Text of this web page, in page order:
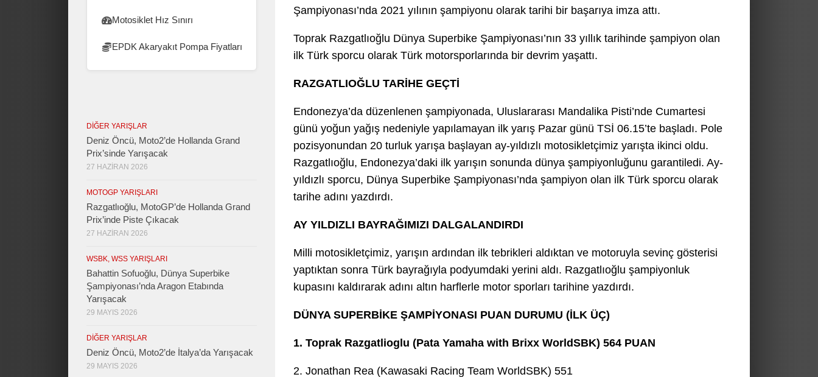
Şampiyonası’nda 2021 yılının şampiyonu olarak tarihi bir başarıya imza attı.
Toprak Razgatlıoğlu Dünya Superbike Şampiyonası’nın 33 yıllık tarihinde şampiyon olan
ilk Türk sporcu olarak Türk motorsporlarında bir devrim yaşattı.
RAZGATLIOĞLU TARİHE GEÇTİ
Endonezya’da düzenlenen şampiyonada, Uluslararası Mandalika Pisti’nde Cumartesi
günü yoğun yağış nedeniyle yapılamayan ilk yarış Pazar günü TSİ 06.15’te başladı. Pole
pozisyonundan 20 turluk yarışa başlayan ay-yıldızlı motosikletçimiz yarışta ikinci oldu.
Razgatlıoğlu, Endonezya’daki ilk yarışın sonunda dünya şampiyonluğunu garantiledi. Ay-
yıldızlı sporcu, Dünya Superbike Şampiyonası’nda şampiyon olan ilk Türk sporcu olarak
tarihe adını yazdırdı.
AY YILDIZLI BAYRAĞIMIZI DALGALANDIRDI
Milli motosikletçimiz, yarışın ardından ilk tebrikleri aldıktan ve motoruyla sevinç gösterisi
yaptıktan sonra Türk bayrağıyla podyumdaki yerini aldı. Razgatlıoğlu şampiyonluk
kupasını kaldırarak adını altın harflerle motor sporları tarihine yazdırdı.
DÜNYA SUPERBİKE ŞAMPİYONASI PUAN DURUMU (İLK ÜÇ)
1. Toprak Razgatlioglu (Pata Yamaha with Brixx WorldSBK) 564 PUAN
2. Jonathan Rea (Kawasaki Racing Team WorldSBK) 551
Motosiklet Hız Sınırı
EPDK Akaryakıt Pompa Fiyatları
DIĞER YARIŞLAR
Deniz Öncü, Moto2’de Hollanda Grand
Prix’sinde Yarışacak
27 HAZIRAN 2026
MOTOGP YARIŞLARI
Razgatlıoğlu, MotoGP’de Hollanda Grand
Prix’inde Piste Çıkacak
27 HAZIRAN 2026
WSBK, WSS YARIŞLARI
Bahattin Sofuoğlu, Dünya Superbike
Şampiyonası’nda Aragon Etabında
Yarışacak
29 MAYIS 2026
DIĞER YARIŞLAR
Deniz Öncü, Moto2’de İtalya’da Yarışacak
29 MAYIS 2026